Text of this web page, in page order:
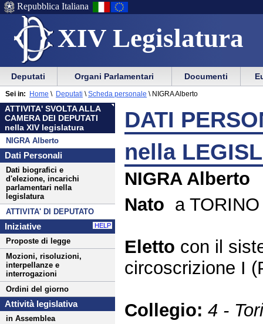
XIV Legislatura
Menu
di
ausilio
alla
navigazione
Vai
Menu
di
navigazione
principale
Repubblica Italiana
Menu
di
navigazione
principale
Vai
menu
di
sezione
Deputati Organi Parlamentari Documenti
ATTIVITA' SVOLTA ALLA
CAMERA DEI DEPUTATI
nella XIV legislatura
NIGRA Alberto
Dati Personali
Dati biografici e
d'elezione, incarichi
parlamentari nella
legislatura
ATTIVITA' DI DEPUTATO
Iniziative HELP
Proposte di legge
Mozioni, risoluzioni,
interpellanze e
interrogazioni
Ordini del giorno
Attività legislativa
in Assemblea
Sei in: Home \ Deputati \ Scheda personale \ NIGRA Alberto
DATI
nella
NIGRA Alberto
Nato a
Eletto con il
circoscrizione I
Collegio:4 -